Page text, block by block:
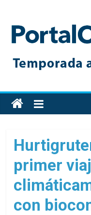
content
Toda
la
de
cruceros
en
un
solo
primer
con